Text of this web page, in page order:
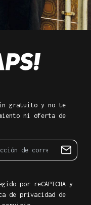
gratuito y no te
ni oferta de
por reCAPTCHA y
de privacidad de